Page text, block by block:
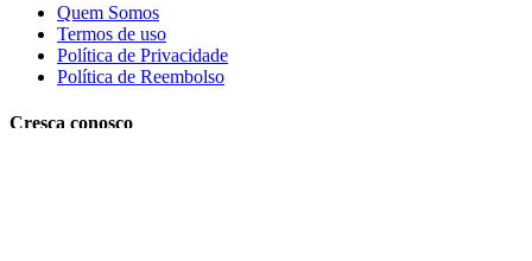
Quem Somos
Termos de uso
Política de Privacidade
Política de Reembolso
Cresça conosco